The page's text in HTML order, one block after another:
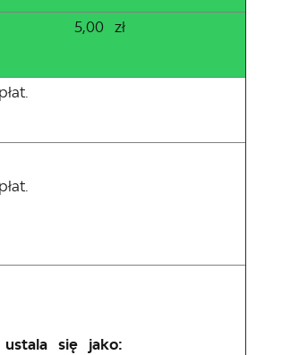
5,00 zł
się jako: